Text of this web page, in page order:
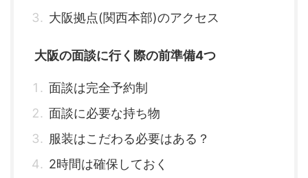
大阪拠点(関西本部)のアクセス
大阪の面談に行く際の前準備4つ
面談は完全予約制
面談に必要な持ち物
服装はこだわる必要はある？
2時間は確保しておく